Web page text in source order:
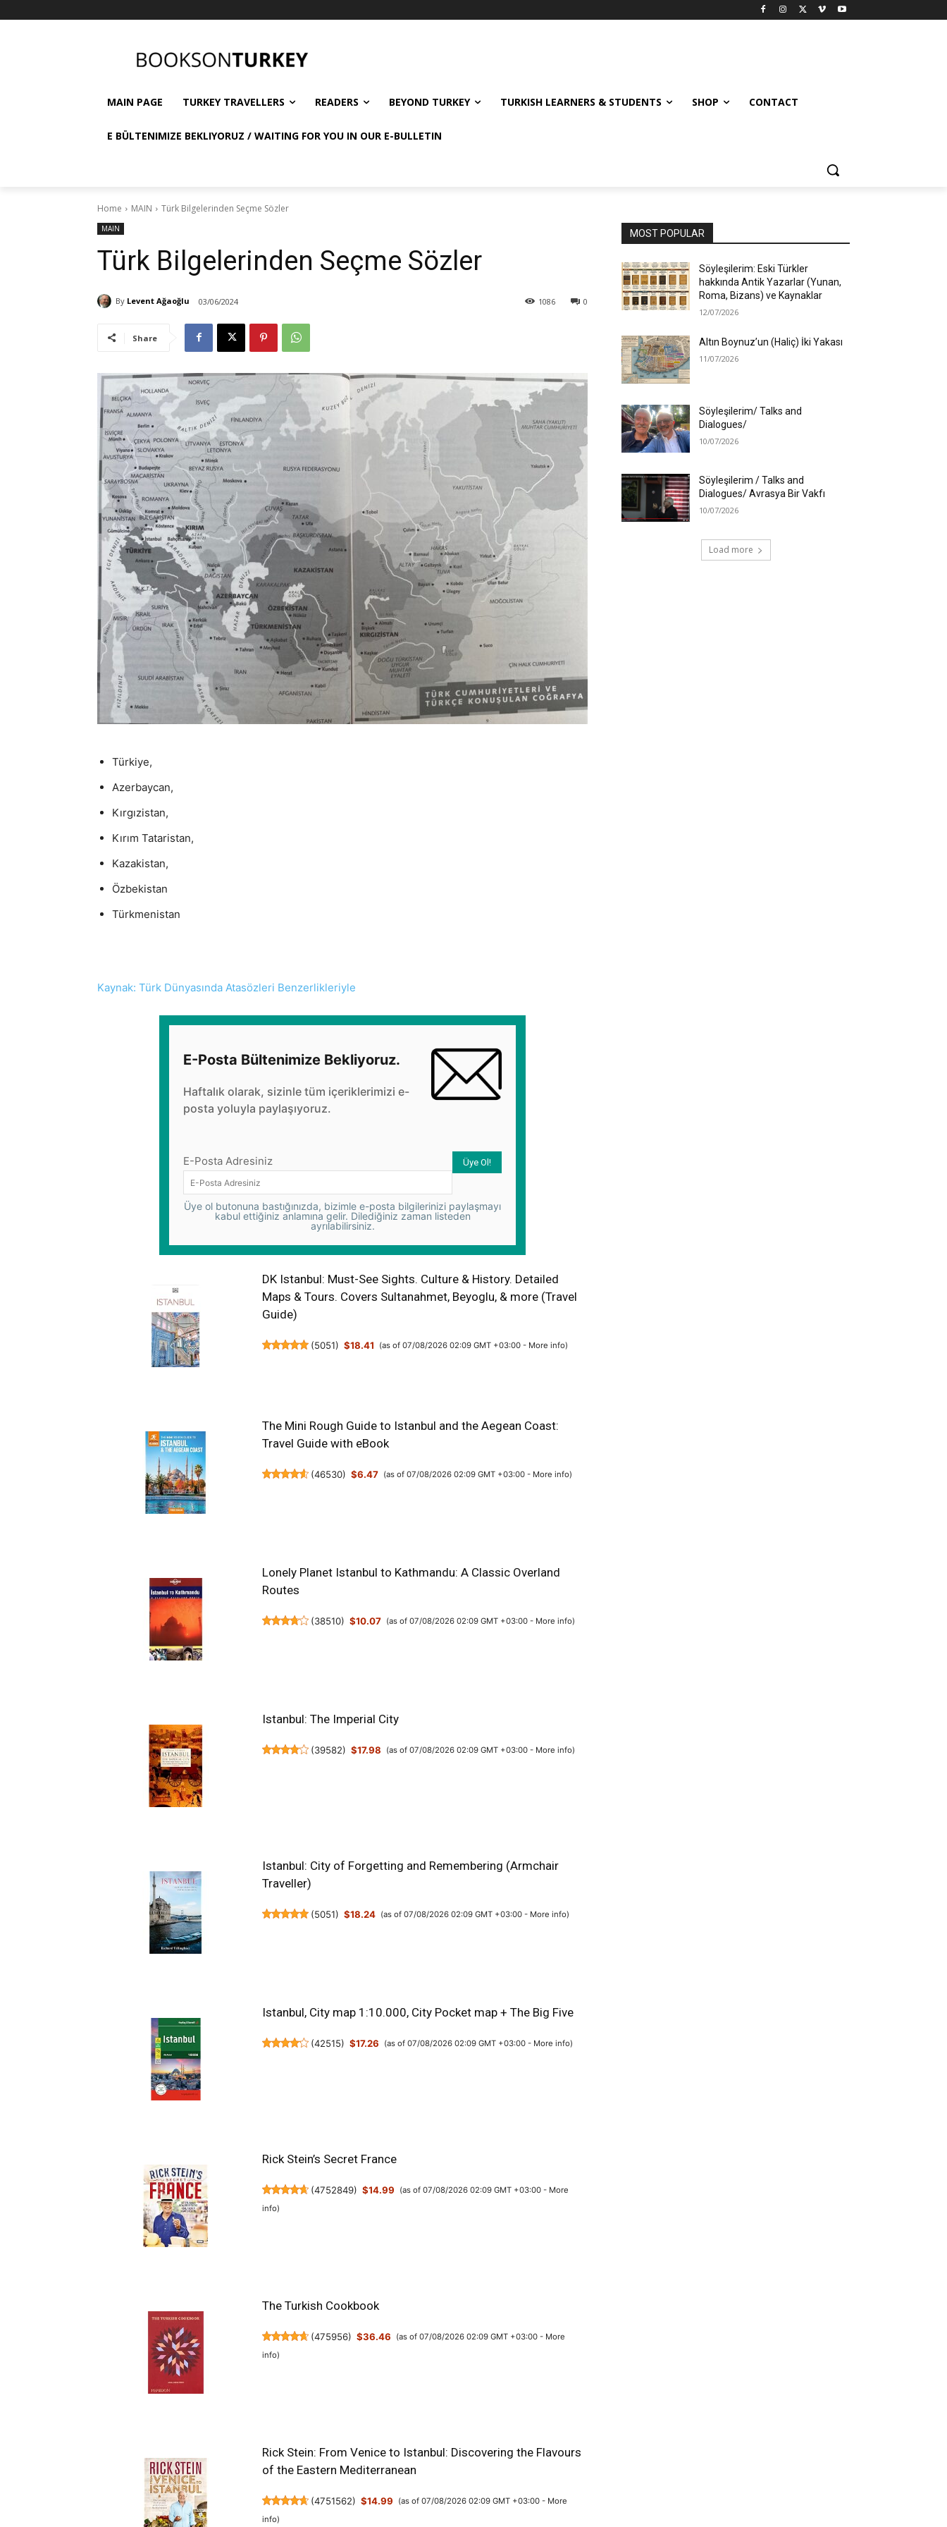
MAIN PAGE TURKEY TRAVELLERS READERS BEYOND TURKEY TURKISH LEARNERS & STUDENTS SHOP CONTACT
E BÜLTENIMIZE BEKLIYORUZ / WAITING FOR YOU IN OUR E-BULLETIN
Home MAIN Türk Bilgelerinden Seçme Sözler
MAIN
Türk Bilgelerinden Seçme Sözler
By Levent Ağaoğlu 03/06/2024 0
1086
Share
Türkiye,
Azerbaycan,
Kırgızistan,
Kırım Tataristan,
Kazakistan,
Özbekistan
Türkmenistan
Kaynak: Türk Dünyasında Atasözleri Benzerlikleriyle
E-Posta Bültenimize Bekliyoruz.
Haftalık olarak, sizinle tüm içeriklerimizi e-
posta yoluyla paylaşıyoruz.
E-Posta Adresiniz
Üye ol butonuna bastığınızda, bizimle e-posta bilgilerinizi paylaşmayı
kabul ettiğiniz anlamına gelir. Dilediğiniz zaman listeden
ayrılabilirsiniz.
DK Istanbul: Must-See Sights. Culture & History. Detailed
Maps & Tours. Covers Sultanahmet, Beyoglu, & more (Travel
Guide)
(5051) $18.41 (as of 07/08/2026 02:09 GMT +03:00 - More info)
The Mini Rough Guide to Istanbul and the Aegean Coast:
Travel Guide with eBook
(46530) $6.47 (as of 07/08/2026 02:09 GMT +03:00 - More info)
Lonely Planet Istanbul to Kathmandu: A Classic Overland
Routes
(38510) $10.07 (as of 07/08/2026 02:09 GMT +03:00 - More info)
Istanbul: The Imperial City
(39582) $17.98 (as of 07/08/2026 02:09 GMT +03:00 - More info)
Istanbul: City of Forgetting and Remembering (Armchair
Traveller)
(5051) $18.24 (as of 07/08/2026 02:09 GMT +03:00 - More info)
Istanbul, City map 1:10.000, City Pocket map + The Big Five
(42515) $17.26 (as of 07/08/2026 02:09 GMT +03:00 - More info)
Rick Stein’s Secret France
(4752849) $14.99 (as of 07/08/2026 02:09 GMT +03:00 - More
info)
The Turkish Cookbook
(475956) $36.46 (as of 07/08/2026 02:09 GMT +03:00 - More
info)
Rick Stein: From Venice to Istanbul: Discovering the Flavours
of the Eastern Mediterranean
(4751562) $14.99 (as of 07/08/2026 02:09 GMT +03:00 - More
info)
MOST POPULAR
Söyleşilerim: Eski Türkler
hakkında Antik Yazarlar (Yunan,
Roma, Bizans) ve Kaynaklar
12/07/2026
Altın Boynuz’un (Haliç) İki Yakası
11/07/2026
Söyleşilerim/ Talks and
Dialogues/
10/07/2026
Söyleşilerim / Talks and
Dialogues/ Avrasya Bir Vakfı
10/07/2026
Load more